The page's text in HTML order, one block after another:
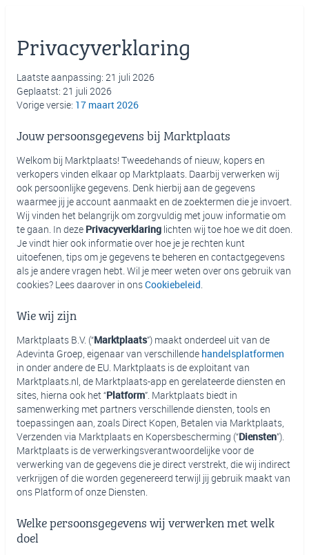
Privacyverklaring
Laatste aanpassing: 21 juli 2026
Geplaatst: 21 juli 2026
Vorige versie: 17 maart 2026
Jouw persoonsgegevens bij Marktplaats
Welkom bij Marktplaats! Tweedehands of nieuw, kopers en
verkopers vinden elkaar op Marktplaats. Daarbij verwerken wij
ook persoonlijke gegevens. Denk hierbij aan de gegevens
waarmee jij je account aanmaakt en de zoektermen die je invoert.
Wij vinden het belangrijk om zorgvuldig met jouw informatie om
te gaan. In deze Privacyverklaring lichten wij toe hoe we dit doen.
Je vindt hier ook informatie over hoe je je rechten kunt
uitoefenen, tips om je gegevens te beheren en contactgegevens
als je andere vragen hebt. Wil je meer weten over ons gebruik van
cookies? Lees daarover in onsCookiebeleid.
Wie wij zijn
Marktplaats B.V. (“Marktplaats”) maakt onderdeel uit van de
Adevinta Groep, eigenaar van verschillende handelsplatformen
in onder andere de EU. Marktplaats is de exploitant van
Marktplaats.nl, de Marktplaats-app en gerelateerde diensten en
sites, hierna ook het “Platform”. Marktplaats biedt in
samenwerking met partners verschillende diensten, tools en
toepassingen aan, zoals Direct Kopen, Betalen via Marktplaats,
Verzenden via Marktplaats en Kopersbescherming (“Diensten”).
Marktplaats is de verwerkingsverantwoordelijke voor de
verwerking van de gegevens die je direct verstrekt, die wij indirect
verkrijgen of die worden gegenereerd terwijl jij gebruik maakt van
ons Platform of onze Diensten.
Welke persoonsgegevens wij verwerken met welk
doel